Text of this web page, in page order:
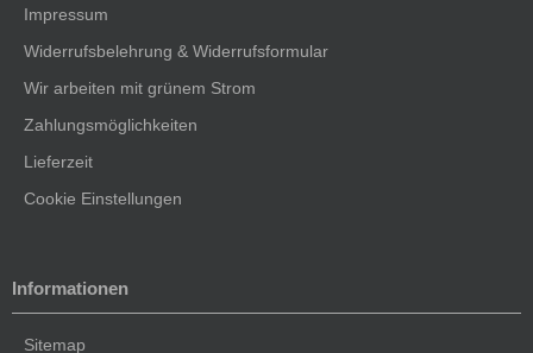
Impressum
Widerrufsbelehrung & Widerrufsformular
Wir arbeiten mit grünem Strom
Zahlungsmöglichkeiten
Lieferzeit
Cookie Einstellungen
Informationen
Sitemap